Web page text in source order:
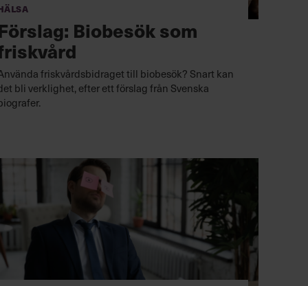
Biobesök som
friskvårdsbidraget till biobesök? Snart kan
bli verklighet, efter ett förslag från Svenska